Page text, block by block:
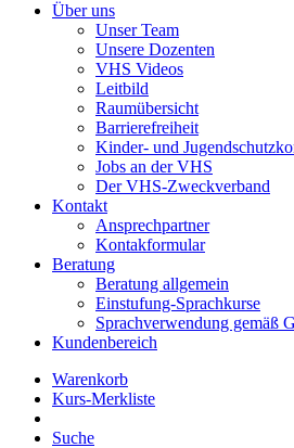
Über uns
Unser Team
Unsere Dozenten
VHS Videos
Leitbild
Raumübersicht
Barrierefreiheit
Kinder- und
Jobs an der VHS
Der VHS-Zweckverband
Kontakt
Ansprechpartner
Kontakformular
Beratung
Beratung allgemein
Einstufung-Sprachkurse
Sprachverwendung gemäß
Kundenbereich
Warenkorb
Kurs-Merkliste
Suche